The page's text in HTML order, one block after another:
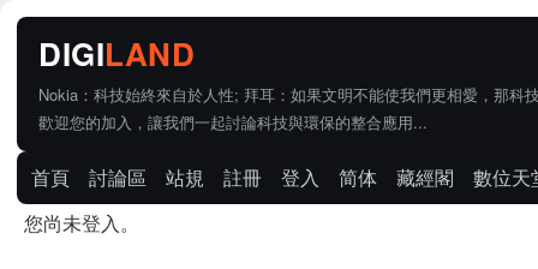
Nokia：科技始終來自於人性; 拜耳：如果文明不能使我們更相愛，那科
歡迎您的加入，讓我們一起討論科技與環保的整合應用...
首頁 討論區 站規 註冊 登入 简体 藏經閣
數位天
您尚未登入。